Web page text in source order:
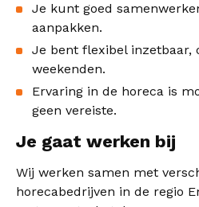
Je kunt goed
aanpakken.
Je bent flexibel inzetbaar,
weekenden.
Ervaring in de horeca is
geen vereiste.
Je gaat werken bij
Wij werken samen met
horecabedrijven in de regio